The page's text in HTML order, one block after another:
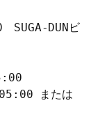
SUGA-DUNビ
または